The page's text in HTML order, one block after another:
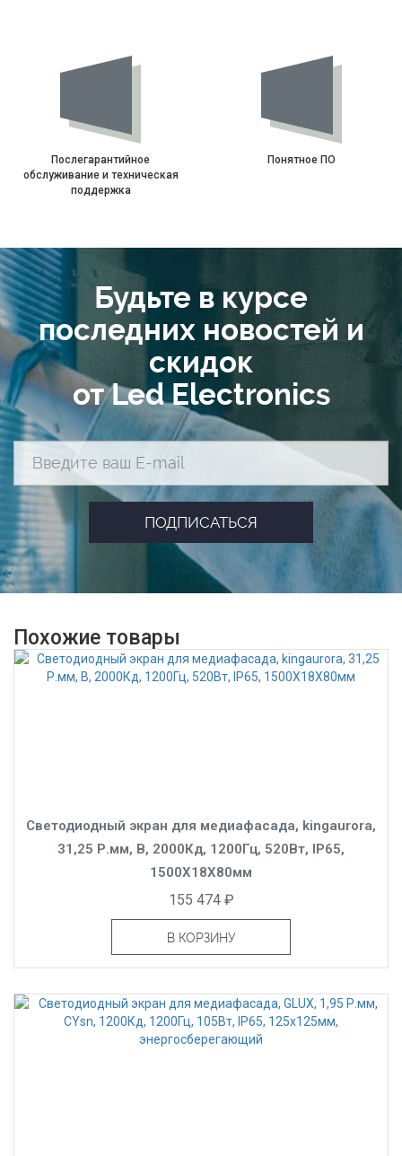
Послегарантийное
обслуживание и техническая
поддержка
Понятное ПО
Будьте в курсе
последних новостей и
скидок
от Led Electronics
Похожие товары
Светодиодный экран для медиафасада, kingaurora,
31,25 Р.мм, B, 2000Кд, 1200Гц, 520Вт, IP65,
1500X18X80мм
155 474 ₽
В КОРЗИНУ